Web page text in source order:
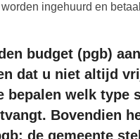
ingehuurd en
budget (pgb)
dat u niet altijd
bepalen welk
Bovendien
de gemeente